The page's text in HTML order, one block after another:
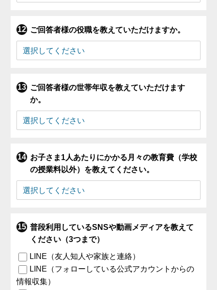
ご回答者様の役職を教えていただけますか。
ご回答者様の世帯年収を教えていただけます
か。
お子さま1人あたりにかかる月々の教育費（学校
の授業料以外）を教えてください。
普段利用しているSNSや動画メディアを教えて
ください（3つまで）
LINE（友人知人や家族と連絡）
LINE（フォローしている公式アカウントからの
情報収集）